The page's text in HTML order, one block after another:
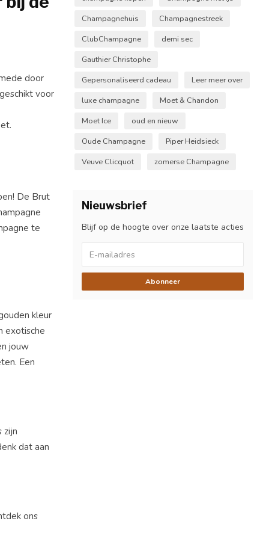
door
voor
De Brut
te
kleur
exotische
jouw
Een
zijn
dat aan
ons
Champagnehuis
Champagnestreek
ClubChampagne
demi sec
Gauthier Christophe
Gepersonaliseerd cadeau
Leer meer over
luxe champagne
Moet & Chandon
Moet Ice
oud en nieuw
Oude Champagne
Piper Heidsieck
Veuve Clicquot
zomerse Champagne
Nieuwsbrief
Blijf op de hoogte over onze laatste acties
Abonneer